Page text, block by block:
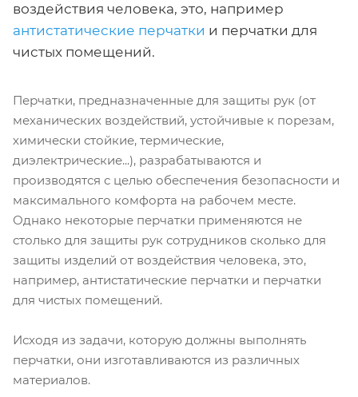
воздействия человека, это, например
антистатические перчатки и перчатки для
чистых помещений.
Перчатки, предназначенные для защиты рук (от
механических воздействий, устойчивые к порезам,
химически стойкие, термические,
диэлектрические...), разрабатываются и
производятся с целью обеспечения безопасности и
максимального комфорта на рабочем месте.
Однако некоторые перчатки применяются не
столько для защиты рук сотрудников сколько для
защиты изделий от воздействия человека, это,
например, антистатические перчатки и перчатки
для чистых помещений.
Исходя из задачи, которую должны выполнять
перчатки, они изготавливаются из различных
материалов.